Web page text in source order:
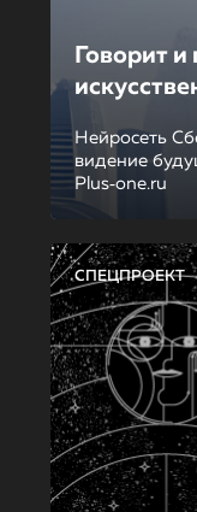
Говорит
Нейросеть
видение
Plus‑one.ru
СПЕЦПРОЕКТ